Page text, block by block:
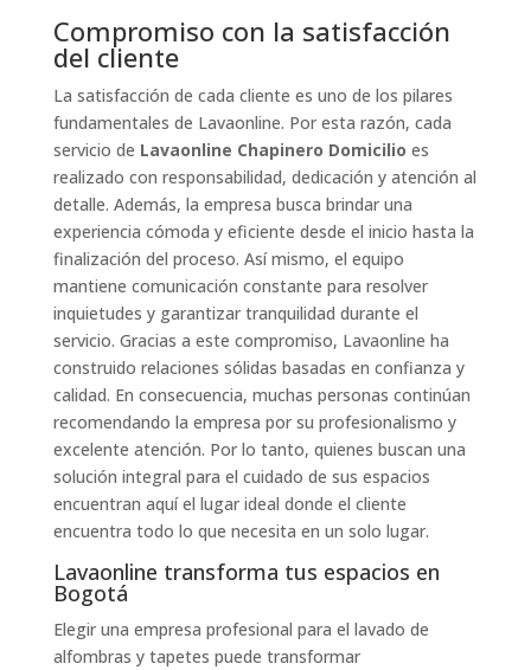
Compromiso con la satisfacción
del cliente
La satisfacción de cada cliente es uno de los pilares
fundamentales de Lavaonline. Por esta razón, cada
servicio de Lavaonline Chapinero Domicilio es
realizado con responsabilidad, dedicación y atención al
detalle. Además, la empresa busca brindar una
experiencia cómoda y eficiente desde el inicio hasta la
finalización del proceso. Así mismo, el equipo
mantiene comunicación constante para resolver
inquietudes y garantizar tranquilidad durante el
servicio. Gracias a este compromiso, Lavaonline ha
construido relaciones sólidas basadas en confianza y
calidad. En consecuencia, muchas personas continúan
recomendando la empresa por su profesionalismo y
excelente atención. Por lo tanto, quienes buscan una
solución integral para el cuidado de sus espacios
encuentran aquí el lugar ideal donde el cliente
encuentra todo lo que necesita en un solo lugar.
Lavaonline transforma tus espacios en
Bogotá
Elegir una empresa profesional para el lavado de
alfombras y tapetes puede transformar